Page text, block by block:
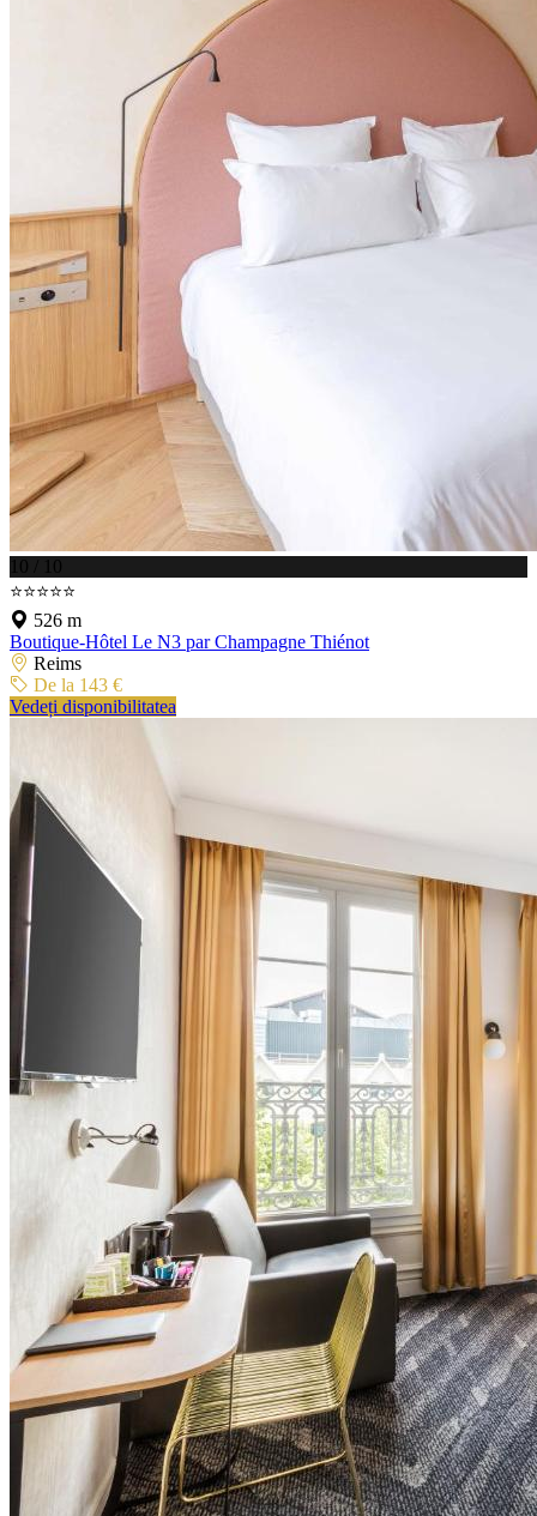
10 / 10
⭐⭐⭐⭐⭐
526 m
Boutique-Hôtel Le N3 par Champagne Thiénot
Reims
De la 143 €
Vedeți disponibilitatea